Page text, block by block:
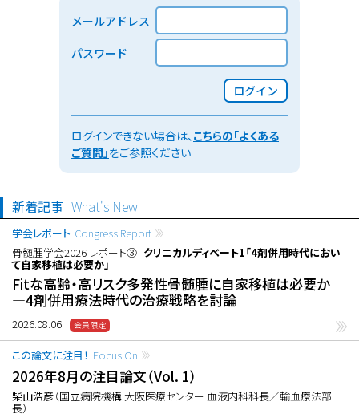
メールアドレス
パスワード
ログイン
ログインできない場合は、こちらの「よくある
ご質問」をご参照ください
新着記事 What's New
学会レポート Congress Report
骨髄腫学会2026 レポート③ クリニカルディベート1「4剤併用時代におい
て自家移植は必要か」
Fitな高齢・高リスク多発性骨髄腫に自家移植は必要か
―4剤併用療法時代の治療戦略を討論
2026.08.06
この論文に注目！ Focus On
2026年8月の注目論文（Vol. 1）
柴山浩彦（国立病院機構 大阪医療センター 血液内科科長／輸血療法部
長）